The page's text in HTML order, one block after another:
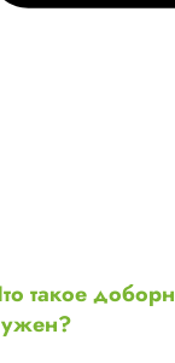
такое